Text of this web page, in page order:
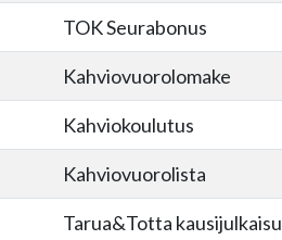
TOK Seurabonus
Kahviovuorolomake
Kahviokoulutus
Kahviovuorolista
Tarua&Totta kausijulkaisu